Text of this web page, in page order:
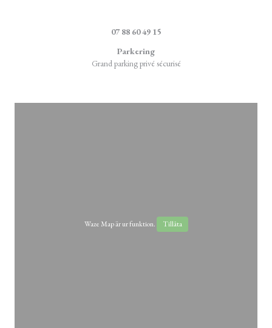
07 88 60 49 15
Parkering
Grand parking privé sécurisé
Waze Map är ur funktion. Tillåta